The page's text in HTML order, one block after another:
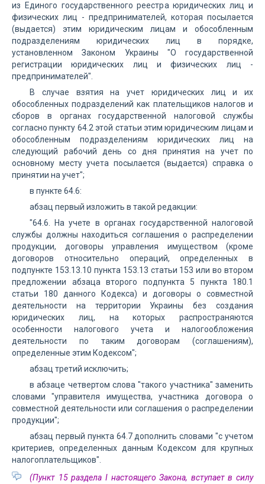
из Единого государственного реестра юридических лиц и
физических лиц - предпринимателей, которая посылается
(выдается) этим юридическим лицам и обособленным
подразделениям юридических лиц в порядке,
установленном Законом Украины "О государственной
регистрации юридических лиц и физических лиц -
предпринимателей".
В случае взятия на учет юридических лиц и их
обособленных подразделений как плательщиков налогов и
сборов в органах государственной налоговой службы
согласно пункту 64.2 этой статьи этим юридическим лицам и
обособленным подразделениям юридических лиц на
следующий рабочий день со дня принятия на учет по
основному месту учета посылается (выдается) справка о
принятии на учет";
в пункте 64.6:
абзац первый изложить в такой редакции:
"64.6. На учете в органах государственной налоговой
службы должны находиться соглашения о распределении
продукции, договоры управления имуществом (кроме
договоров относительно операций, определенных в
подпункте 153.13.10 пункта 153.13 статьи 153 или во втором
предложении абзаца второго подпункта 5 пункта 180.1
статьи 180 данного Кодекса) и договоры о совместной
деятельности на территории Украины без создания
юридических лиц, на которых распространяются
особенности налогового учета и налогообложения
деятельности по таким договорам (соглашениям),
определенные этим Кодексом";
абзац третий исключить;
в абзаце четвертом слова "такого участника" заменить
словами "управителя имущества, участника договора о
совместной деятельности или соглашения о распределении
продукции";
абзац первый пункта 64.7 дополнить словами "с учетом
критериев, определенных данным Кодексом для крупных
налогоплательщиков".
(Пункт 15 раздела I настоящего Закона, вступает в силу